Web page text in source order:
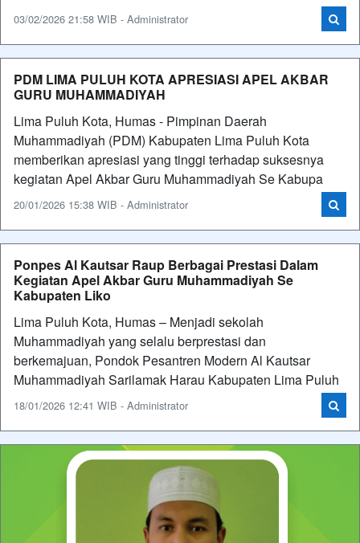
03/02/2026 21:58 WIB - Administrator
PDM LIMA PULUH KOTA APRESIASI APEL AKBAR
GURU MUHAMMADIYAH
Lima Puluh Kota, Humas - Pimpinan Daerah
Muhammadiyah (PDM) Kabupaten Lima Puluh Kota
memberikan apresiasi yang tinggi terhadap suksesnya
kegiatan Apel Akbar Guru Muhammadiyah Se Kabupa
20/01/2026 15:38 WIB - Administrator
Ponpes Al Kautsar Raup Berbagai Prestasi Dalam
Kegiatan Apel Akbar Guru Muhammadiyah Se
Kabupaten Liko
Lima Puluh Kota, Humas – Menjadi sekolah
Muhammadiyah yang selalu berprestasi dan
berkemajuan, Pondok Pesantren Modern Al Kautsar
Muhammadiyah Sarilamak Harau Kabupaten Lima Puluh
18/01/2026 12:41 WIB - Administrator